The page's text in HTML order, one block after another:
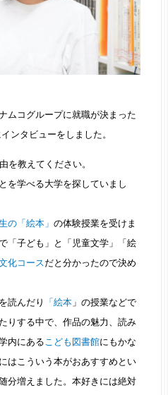
ムコグループに就職が決まった
ンタビューをしました。
を教えてください。
を学べる大学を探していまし
の「絵本」の体験授業を受けま
「子ども」と「児童文学」「絵
化コースだと分かったので決め
読んだり
「絵本 」の授業などで
りする中で、作品の魅力、読み
内にあるこども図書館にもかな
はこういう本がおあすすめとい
分増えました。本好きには絶対